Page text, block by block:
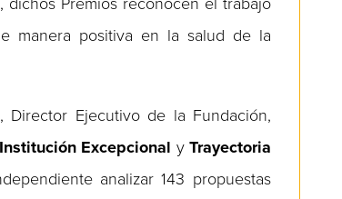
manera positiva en la salud de la
, Director Ejecutivo de la Fundación,
Institución Excepcional yTrayectoria
analizar 143 propuestas